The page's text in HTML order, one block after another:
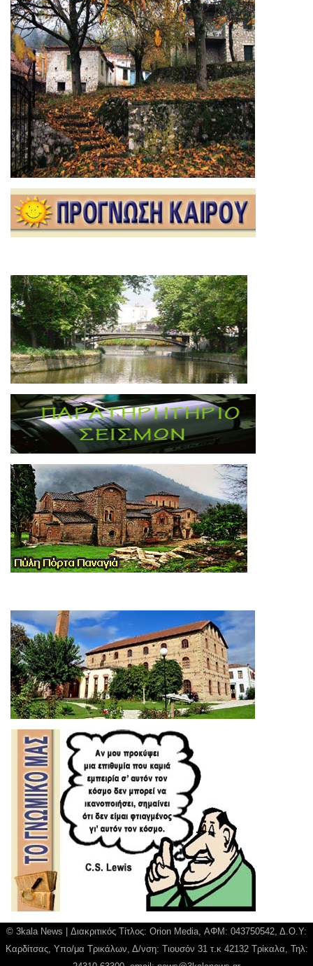
© 3kala News | Διακριτικός Τίτλος: Orion Media, ΑΦΜ: 043750542, Δ.Ο.Υ:
Καρδίτσας, Υπο/μα Τρικάλων, Δ/νση: Τιουσόν 31 τ.κ 42132 Τρίκαλα, Τηλ: